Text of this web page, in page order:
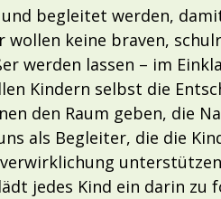
begleitet werden,
wollen keine braven,
werden lassen – im
Kindern selbst die
den Raum geben, die
als Begleiter, die die
jedes Kind ein darin zu